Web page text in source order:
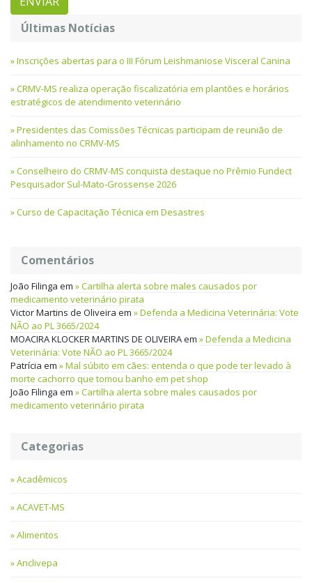
Últimas Notícias
Inscrições abertas para o III Fórum Leishmaniose Visceral Canina
CRMV-MS realiza operação fiscalizatória em plantões e horários
estratégicos de atendimento veterinário
Presidentes das Comissões Técnicas participam de reunião de
alinhamento no CRMV-MS
Conselheiro do CRMV-MS conquista destaque no Prêmio Fundect
Pesquisador Sul-Mato-Grossense 2026
Curso de Capacitação Técnica em Desastres
Comentários
João Filinga em
Cartilha alerta sobre males causados por
medicamento veterinário pirata
Victor Martins de Oliveira em
Defenda a Medicina Veterinária: Vote
NÃO ao PL 3665/2024
MOACIRA KLOCKER MARTINS DE OLIVEIRAem
Defenda a Medicina
Veterinária: Vote NÃO ao PL 3665/2024
Patrícia em
Mal súbito em cães: entenda o que pode ter levado à
morte cachorro que tomou banho em pet shop
João Filinga em
Cartilha alerta sobre males causados por
medicamento veterinário pirata
Categorias
Acadêmicos
ACAVET-MS
Alimentos
Anclivepa